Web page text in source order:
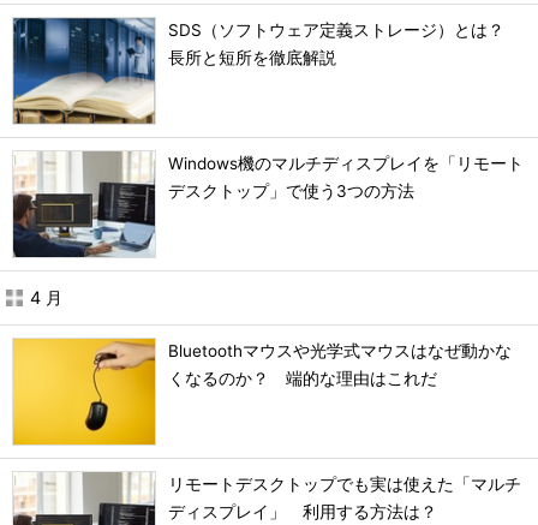
SDS（ソフトウェア定義ストレージ）とは？
長所と短所を徹底解説
Windows機のマルチディスプレイを「リモート
デスクトップ」で使う3つの方法
4 月
Bluetoothマウスや光学式マウスはなぜ動かな
くなるのか？ 端的な理由はこれだ
リモートデスクトップでも実は使えた「マルチ
ディスプレイ」 利用する方法は？